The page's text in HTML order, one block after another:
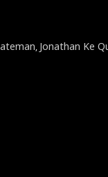
, Jonathan Ke